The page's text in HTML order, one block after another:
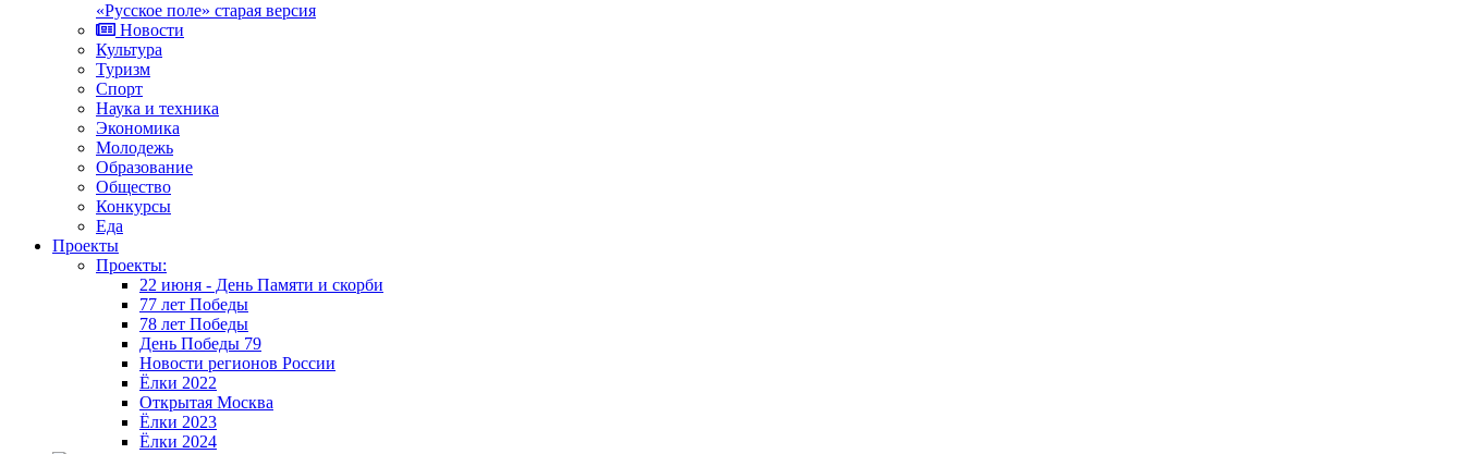
«Русское поле» старая версия
Новости
Культура
Туризм
Спорт
Наука и техника
Экономика
Молодежь
Образование
Общество
Конкурсы
Еда
Проекты
Проекты:
22 июня - День Памяти и скорби
77 лет Победы
78 лет Победы
День Победы 79
Новости регионов России
Ёлки 2022
Открытая Москва
Ёлки 2023
Ёлки 2024